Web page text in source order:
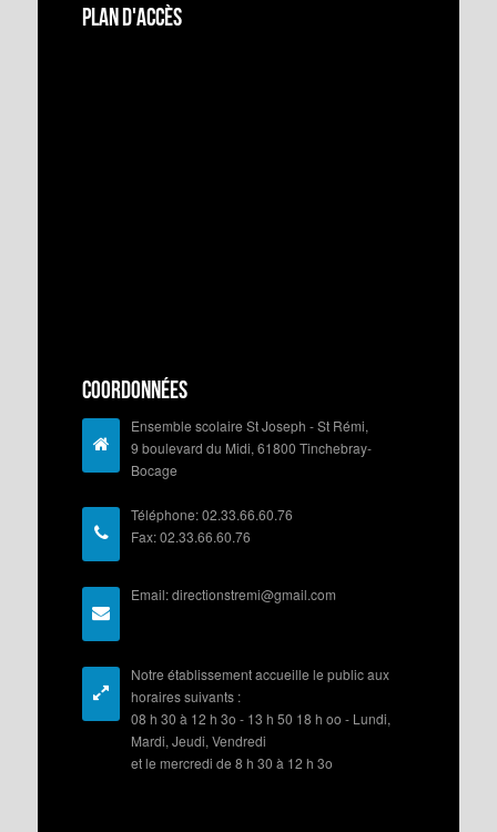
Plan d'accès
Coordonnées
Ensemble scolaire St Joseph - St Rémi,
9 boulevard du Midi, 61800 Tinchebray-
Bocage
Téléphone: 02.33.66.60.76
Fax: 02.33.66.60.76
Email: directionstremi@gmail.com
Notre établissement accueille le public aux
horaires suivants :
08 h 30 à 12 h 3o - 13 h 50 18 h oo - Lundi,
Mardi, Jeudi, Vendredi
et le mercredi de 8 h 30 à 12 h 3o